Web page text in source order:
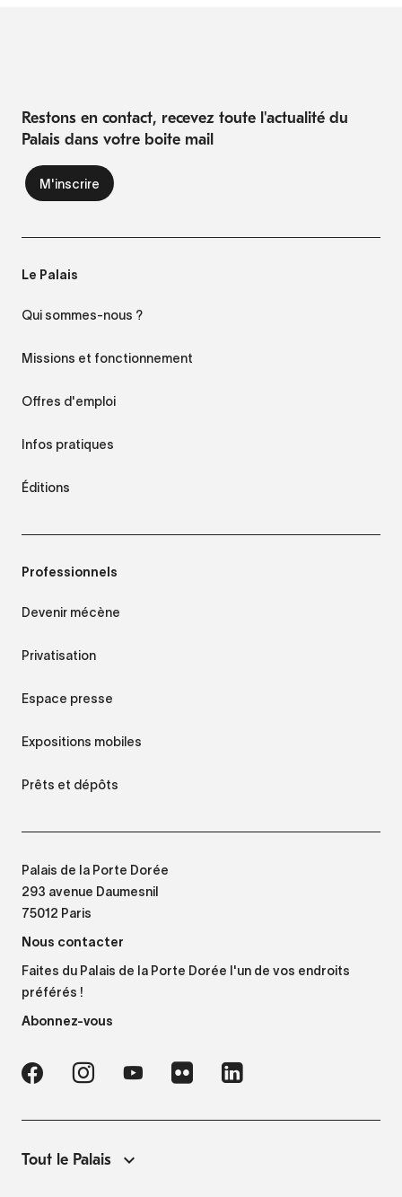
Restons en contact, recevez toute l'actualité du
Palais dans votre boite mail
Le Palais
Qui sommes-nous ?
Missions et fonctionnement
Offres d'emploi
Infos pratiques
Éditions
Professionnels
Devenir mécène
Privatisation
Espace presse
Expositions mobiles
Prêts et dépôts
Palais de la Porte Dorée
293 avenue Daumesnil
75012 Paris
Nous contacter
Faites du Palais de la Porte Dorée l'un de vos endroits
préférés !
Abonnez-vous
Tout le Palais